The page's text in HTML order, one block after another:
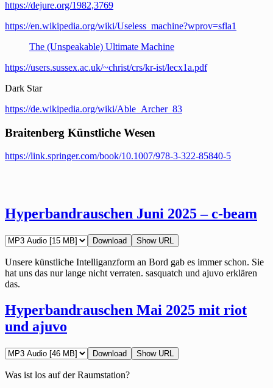
https://dejure.org/1982,3769
https://en.wikipedia.org/wiki/Useless_machine?wprov=sfla1
The (Unspeakable) Ultimate Machine
https://users.sussex.ac.uk/~christ/crs/kr-ist/lecx1a.pdf
Dark Star
https://de.wikipedia.org/wiki/Able_Archer_83
Braitenberg Künstliche Wesen
https://link.springer.com/book/10.1007/978-3-322-85840-5
Hyperbandrauschen Juni 2025 – c-beam
Download Show URL
Unsere künstliche Intelliganzform an Bord gab es immer schon. Sie
hat uns das nur lange nicht verraten. sasquatch und ajuvo erklären
das.
Hyperbandrauschen Mai 2025 mit riot
und ajuvo
Download Show URL
Was ist los auf der Raumstation?